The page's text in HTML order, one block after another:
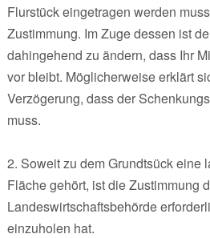
Flurstück eingetragen werden
Zustimmung. Im Zuge dessen ist
dahingehend zu ändern, dass Ihr
vor bleibt. Möglicherweise erklärt
Verzögerung, dass der
muss.
2. Soweit zu dem Grundtsück eine
Fläche gehört, ist die Zustimmung
Landeswirtschaftsbehörde
einzuholen hat.